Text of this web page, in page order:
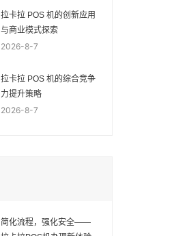
拉卡拉 POS 机的创新应用
与商业模式探索
2026-8-7
拉卡拉 POS 机的综合竞争
力提升策略
2026-8-7
简化流程，强化安全——